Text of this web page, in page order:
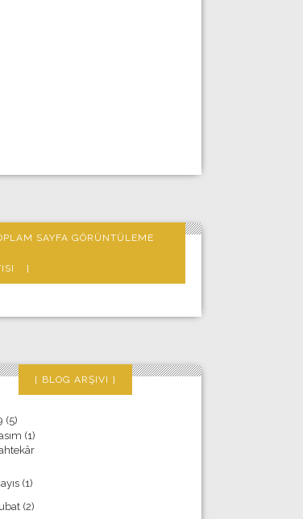
SAYFA GÖRÜNTÜLEME
BLOG ARŞIVI
(5)
(1)
(1)
(2)